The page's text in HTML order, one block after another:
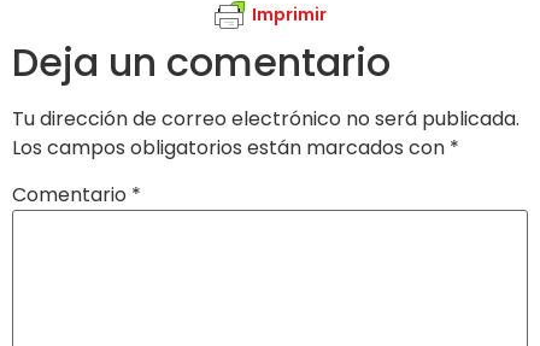
Imprimir
Deja un comentario
Tu dirección de correo electrónico no será publicada.
Los campos obligatorios están marcados con *
Comentario *